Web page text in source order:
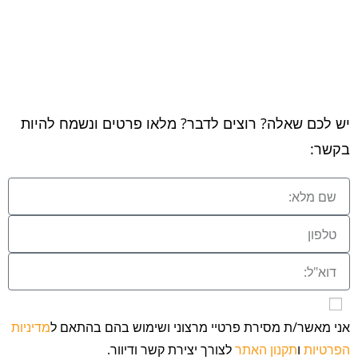
יש לכם שאלה? רוצים לדבר? מלאו פרטים ונשמח להיות
בקשר:
אני מאשר/ת מסירת פרטיי מרצוני ושימוש בהם בהתאם למדיניות
הפרטיות ותקנון האתרלצורך יצירת קשר ודיוור.